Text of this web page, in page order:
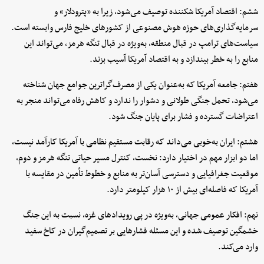
ششم: اقتصاد آمریکا شکننده توصیف می‌شود، زیرا به «پترودلار» و
سرمایه‌گذاری‌های حوزه هوش مصنوعی از کشورهای خلیج فارس وابسته است.
سیاست‌های ترامپ در قبال منطقه، به‌ویژه در قبال تنگه هرمز، می‌تواند این
منابع را به خطر بیندازد و به اقتصاد آمریکا آسیب بزند.
هفتم: جامعه آمریکا که به‌عنوان یکی از مصرف‌گراترین جوامع جهان شناخته
می‌شود، تحمل جنگی طولانی و دشوار را ندارد و کاهش رفاه می‌تواند منجر به
اعتراضات گسترده و فشار برای پایان جنگ شود.
هشتم: ایران به‌خوبی می‌داند که رقابت مستقیم نظامی با آمریکا کارآمد نیست،
اما دو ابزار مهم در اختیار دارد: نخست، کنترل مسیر حیاتی تنگه هرمز و دوم،
موقعیت جغرافیایی و دسترسی آسان‌تر به منابع و خطوط تأمین در مقایسه با
آمریکا که فاصله‌ای بیش از ۱۰ هزار کیلومتر دارد.
نهم: افکار عمومی جهانی، به‌ویژه در پی رویدادهای غزه، نسبت به این جنگ
خشمگین توصیف شده و این مسئله فشارهایی بر تصمیم‌گیران در کاخ سفید
وارد می‌کند.